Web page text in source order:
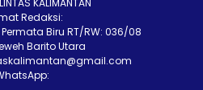
Redaksi:
Biru RT/RW: 036/08
Barito Utara